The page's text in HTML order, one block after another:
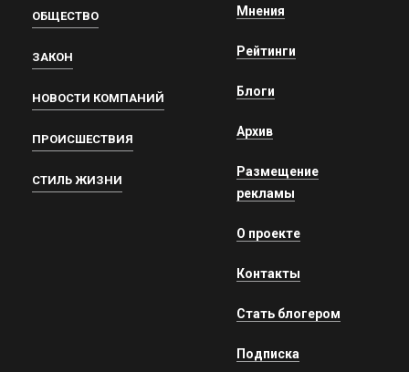
ОБЩЕСТВО
ЗАКОН
НОВОСТИ КОМПАНИЙ
ПРОИСШЕСТВИЯ
СТИЛЬ ЖИЗНИ
Мнения
Рейтинги
Блоги
Архив
Размещение
рекламы
О проекте
Контакты
Стать блогером
Подписка